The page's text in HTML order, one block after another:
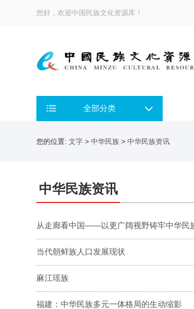
您好，欢迎中国民族文化资源库！
全部分类
您的位置: 文字 > 中华民族 > 中华民族资讯
中华民族资讯
从走廊看中国——以更广阔视野铸牢中华
当代朝鲜族人口发展现状
麻江瑶族
福建：中华民族多元一体格局的生动缩影